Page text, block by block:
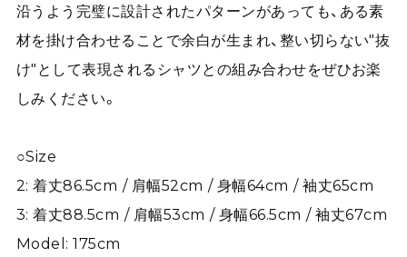
沿うよう完璧に設計されたパターンがあっても、ある素
材を掛け合わせることで余白が生まれ、整い切らない"抜
け"として表現されるシャツとの組み合わせをぜひお楽
しみください。
○Size
2: 着丈86.5cm / 肩幅52cm / 身幅64cm / 袖丈65cm
3: 着丈88.5cm / 肩幅53cm / 身幅66.5cm / 袖丈67cm
Model: 175cm